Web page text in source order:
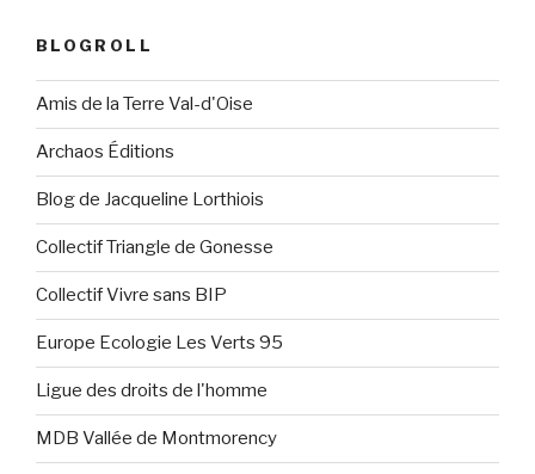
BLOGROLL
Amis de la Terre Val-d'Oise
Archaos Éditions
Blog de Jacqueline Lorthiois
Collectif Triangle de Gonesse
Collectif Vivre sans BIP
Europe Ecologie Les Verts 95
Ligue des droits de l'homme
MDB Vallée de Montmorency